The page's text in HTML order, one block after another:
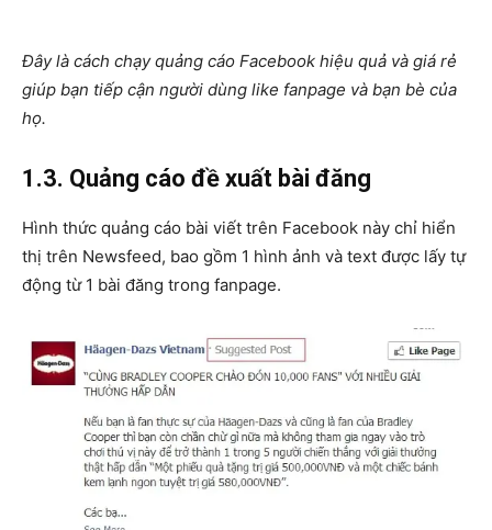
Đây là cách chạy quảng cáo Facebook hiệu quả và giá rẻ
giúp bạn tiếp cận người dùng like fanpage và bạn bè của
họ.
1.3. Quảng cáo đề xuất bài đăng
Hình thức quảng cáo bài viết trên Facebook này chỉ hiển
thị trên Newsfeed, bao gồm 1 hình ảnh và text được lấy tự
động từ 1 bài đăng trong fanpage.